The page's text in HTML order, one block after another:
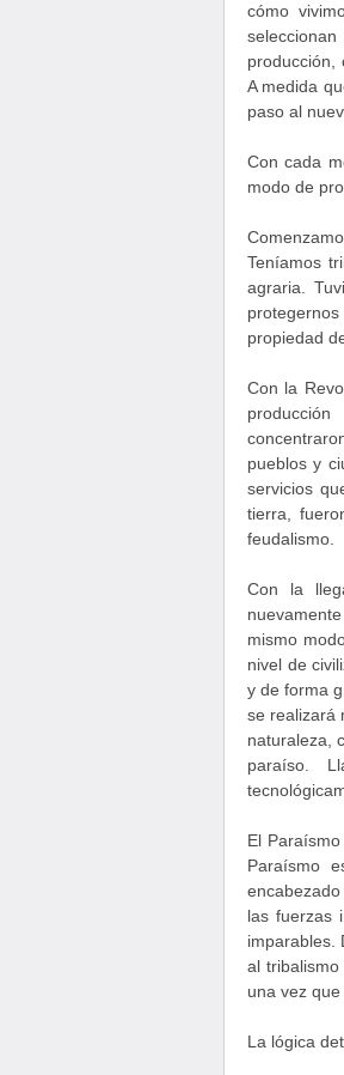
cómo
producción,
A medida
paso al
Con cada
modo de
Teníamos
agraria.
propiedad
Con la
pueblos y
servicios
tierra,
feudalismo.
Con la
mismo
nivel de
y de forma
se realizará
naturaleza,
paraíso.
El
Paraísmo
las fuerzas
imparables.
al
una vez
La lógica